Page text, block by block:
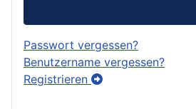
Passwort vergessen?
Benutzername vergessen?
Registrieren